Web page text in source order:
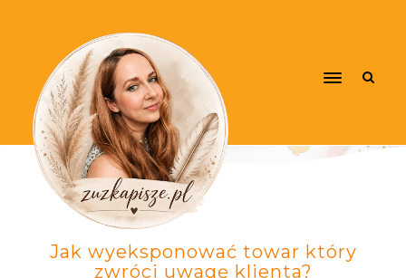
Jak wyeksponować towar który
zwróci uwagę klienta?